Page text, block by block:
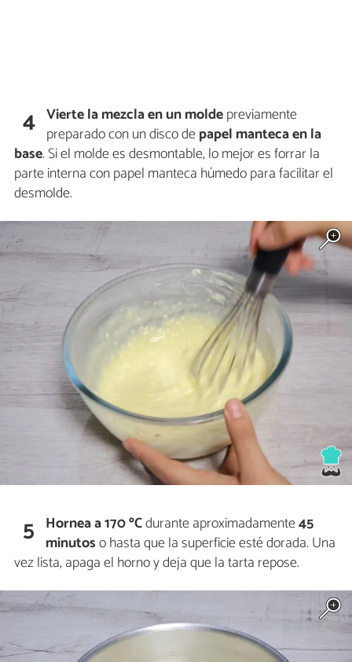
4 Viertela mezcla en unmoldepreviamente
preparado con un disco depapel manteca en la
base. Si el molde es desmontable, lo mejor es forrar la
parte interna con papel manteca húmedo para facilitar el
desmolde.
5 Hornea a 170 ºCdurante aproximadamente45
minutoso hasta que la superficie esté dorada. Una
vez lista, apaga el horno y deja que la tarta repose.